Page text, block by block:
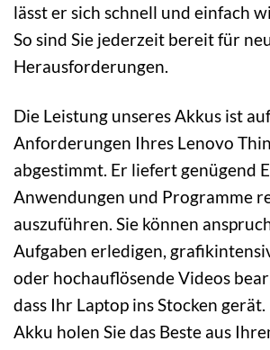
lässt er sich schnell und einfach
So sind Sie jederzeit bereit für
Herausforderungen.
Die Leistung unseres Akkus ist
Anforderungen Ihres Lenovo
abgestimmt. Er liefert genügend
Anwendungen und Programme
auszuführen. Sie können
Aufgaben erledigen,
oder hochauflösende Videos
dass Ihr Laptop ins Stocken
Akku holen Sie das Beste aus